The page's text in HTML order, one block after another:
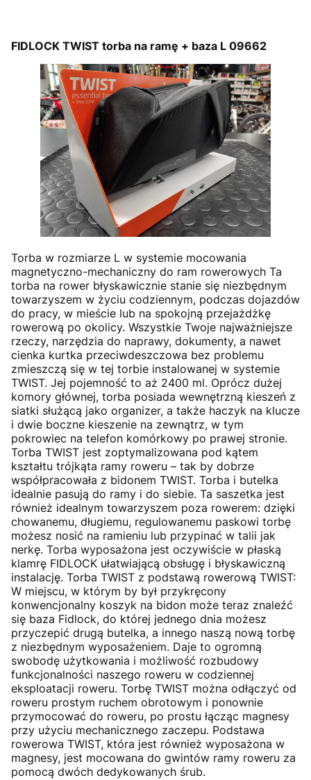
FIDLOCK TWIST torba na ramę + baza L 09662
Torba w rozmiarze L w systemie mocowania
magnetyczno-mechaniczny do ram rowerowych Ta
torba na rower błyskawicznie stanie się niezbędnym
towarzyszem w życiu codziennym, podczas dojazdów
do pracy, w mieście lub na spokojną przejażdżkę
rowerową po okolicy. Wszystkie Twoje najważniejsze
rzeczy, narzędzia do naprawy, dokumenty, a nawet
cienka kurtka przeciwdeszczowa bez problemu
zmieszczą się w tej torbie instalowanej w systemie
TWIST. Jej pojemność to aż 2400 ml. Oprócz dużej
komory głównej, torba posiada wewnętrzną kieszeń z
siatki służącą jako organizer, a także haczyk na klucze
i dwie boczne kieszenie na zewnątrz, w tym
pokrowiec na telefon komórkowy po prawej stronie.
Torba TWIST jest zoptymalizowana pod kątem
kształtu trójkąta ramy roweru – tak by dobrze
współpracowała z bidonem TWIST. Torba i butelka
idealnie pasują do ramy i do siebie. Ta saszetka jest
również idealnym towarzyszem poza rowerem: dzięki
chowanemu, długiemu, regulowanemu paskowi torbę
możesz nosić na ramieniu lub przypinać w talii jak
nerkę. Torba wyposażona jest oczywiście w płaską
klamrę FIDLOCK ułatwiającą obsługę i błyskawiczną
instalację. Torba TWIST z podstawą rowerową TWIST:
W miejscu, w którym by był przykręcony
konwencjonalny koszyk na bidon może teraz znaleźć
się baza Fidlock, do której jednego dnia możesz
przyczepić drugą butelka, a innego naszą nową torbę
z niezbędnym wyposażeniem. Daje to ogromną
swobodę użytkowania i możliwość rozbudowy
funkcjonalności naszego roweru w codziennej
eksploatacji roweru. Torbę TWIST można odłączyć od
roweru prostym ruchem obrotowym i ponownie
przymocować do roweru, po prostu łącząc magnesy
przy użyciu mechanicznego zaczepu. Podstawa
rowerowa TWIST, która jest również wyposażona w
magnesy, jest mocowana do gwintów ramy roweru za
pomocą dwóch dedykowanych śrub.